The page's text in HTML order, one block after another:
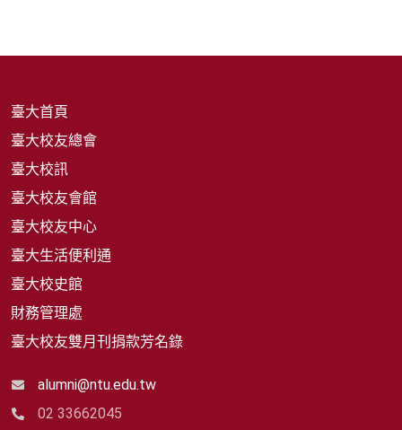
臺大首頁
臺大校友總會
臺大校訊
臺大校友會館
臺大校友中心
臺大生活便利通
臺大校史館
財務管理處
臺大校友雙月刊捐款芳名錄
alumni@ntu.edu.tw
02 33662045